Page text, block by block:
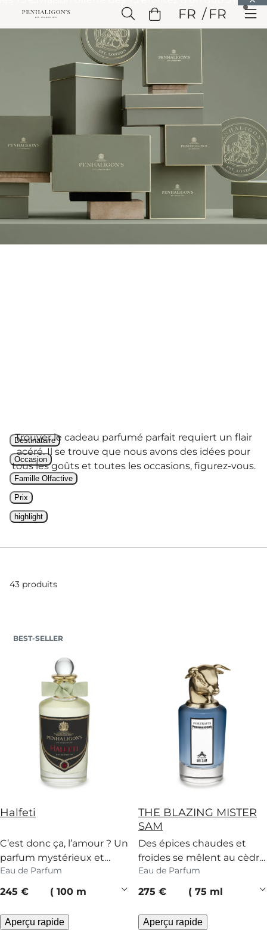
Passer à En-tête Passer à Contenu principalPasser à
FR FR
Trouver le cadeau parfumé parfait requiert un flair
acéré. Il se trouve que nous avons des idées pour
tous les goûts et toutes les occasions, figurez-vous.
Destinataire
Occasion
Famille Olfactive
Prix
highlight
43 produits
BEST-SELLER
Halfeti
C’est donc ça, l’amour ? Un
parfum mystérieux et
enivrant, à la rose, au
pamplemousse et aux
Eau de Parfum
current price
245 € 100 ml
Aperçu rapide
THE BLAZING MISTER
SAM
Des épices chaudes et
froides se mêlent au cèdre
et au patchouli. Le parfum
de Sam fait tourner les
Eau de Parfum
current price
275 € 75 ml
Aperçu rapide